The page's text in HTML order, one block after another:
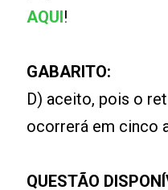
AQUI!
GABARITO:
D) aceito, pois o
ocorrerá em cinco
QUESTÃO